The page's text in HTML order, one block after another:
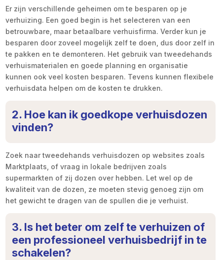
Er zijn verschillende geheimen om te besparen op je
verhuizing. Een goed begin is het selecteren van een
betrouwbare, maar betaalbare verhuisfirma. Verder kun je
besparen door zoveel mogelijk zelf te doen, dus door zelf in
te pakken en te demonteren. Het gebruik van tweedehands
verhuismaterialen en goede planning en organisatie
kunnen ook veel kosten besparen. Tevens kunnen flexibele
verhuisdata helpen om de kosten te drukken.
2. Hoe kan ik goedkope verhuisdozen
vinden?
Zoek naar tweedehands verhuisdozen op websites zoals
Marktplaats, of vraag in lokale bedrijven zoals
supermarkten of zij dozen over hebben. Let wel op de
kwaliteit van de dozen, ze moeten stevig genoeg zijn om
het gewicht te dragen van de spullen die je verhuist.
3. Is het beter om zelf te verhuizen of
een professioneel verhuisbedrijf in te
schakelen?